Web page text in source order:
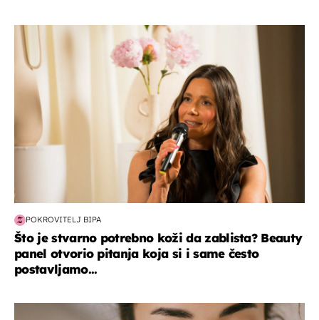
moda & ljepota
POKROVITELJ BIPA
Što je stvarno potrebno koži da zablista? Beauty
panel otvorio pitanja koja si i same često
postavljamo...
moda & ljepota